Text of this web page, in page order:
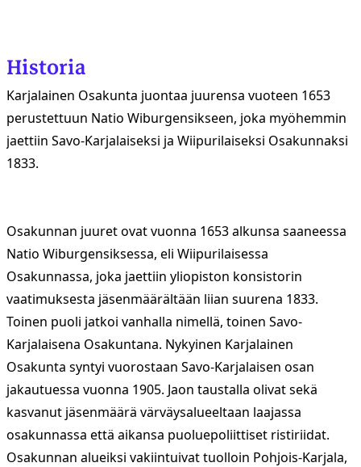
Historia
Karjalainen Osakunta juontaa juurensa vuoteen 1653
perustettuun Natio Wiburgensikseen, joka myöhemmin
jaettiin Savo-Karjalaiseksi ja Wiipurilaiseksi Osakunnaksi
1833.
Osakunnan juuret ovat vuonna 1653 alkunsa saaneessa
Natio Wiburgensiksessa, eli Wiipurilaisessa
Osakunnassa, joka jaettiin yliopiston konsistorin
vaatimuksesta jäsenmäärältään liian suurena 1833.
Toinen puoli jatkoi vanhalla nimellä, toinen Savo-
Karjalaisena Osakuntana. Nykyinen Karjalainen
Osakunta syntyi vuorostaan Savo-Karjalaisen osan
jakautuessa vuonna 1905. Jaon taustalla olivat sekä
kasvanut jäsenmäärä värväysalueeltaan laajassa
osakunnassa että aikansa puoluepoliittiset ristiriidat.
Osakunnan alueiksi vakiintuivat tuolloin Pohjois-Karjala,